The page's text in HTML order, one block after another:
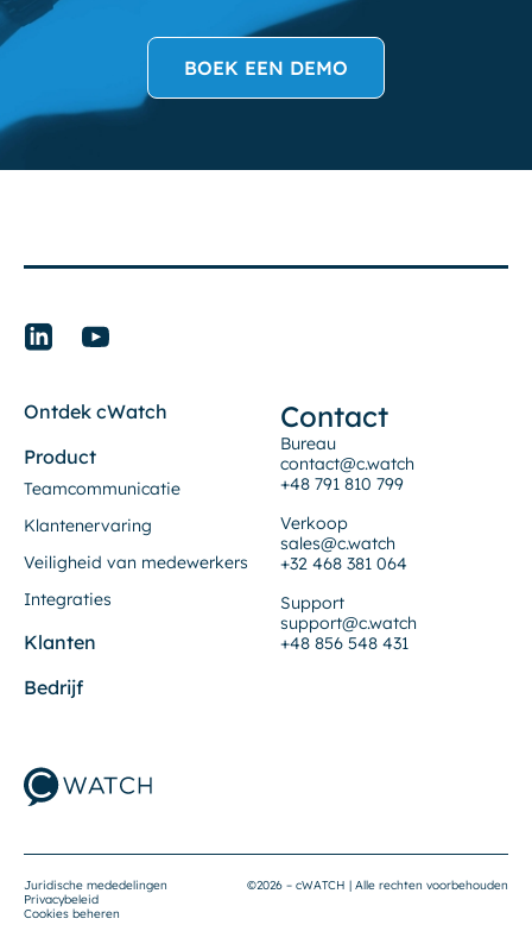
BOEK EEN DEMO
Ontdek cWatch
Product
Teamcommunicatie
Klantenervaring
Veiligheid van medewerkers
Integraties
Klanten
Bedrijf
Contact
Bureau
contact@c.watch
+48 791 810 799
Verkoop
sales@c.watch
+32 468 381 064
Support
support@c.watch
+48 856 548 431
Juridische mededelingen
Privacybeleid
Cookies beheren
©2026 – cWATCH | Alle rechten voorbehouden